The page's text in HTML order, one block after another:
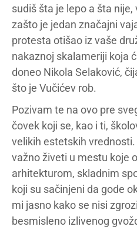
sudiš šta je lepo a šta
zašto je jedan značajni
protesta otišao iz vaše
nakaznoj skalameriji koja
doneo Nikola Selaković,
što je Vučićev rob.
Pozivam te na ovo pre
čovek koji se, kao i ti,
velikih estetskih
važno živeti u mestu koje
arhitekturom, skladnim
koji su sačinjeni da gode
mi jasno kako se nisi
besmisleno izlivenog